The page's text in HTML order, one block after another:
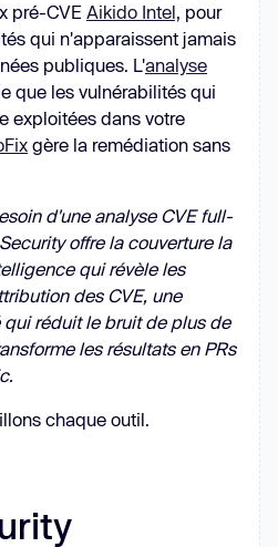
pré-CVE Aikido Intel, pour
qui n'apparaissent jamais
publiques. L'analyse
que les vulnérabilités qui
exploitées dans votre
gère la remédiation sans
d'une analyse CVE full-
offre la couverture la
qui révèle les
des CVE, une
qui réduit le bruit de plus de
les résultats en PRs
chaque outil.